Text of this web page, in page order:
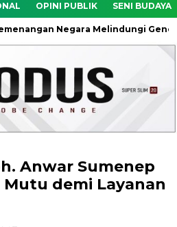
OPINI PUBLIK SENI BUDAYA
Negara Melindungi Generasi
Anwar Sumenep
demi Layanan